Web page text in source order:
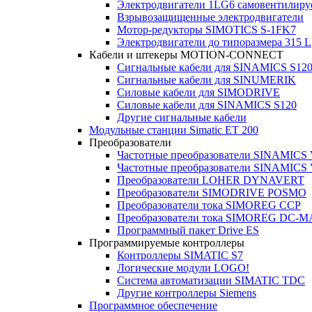
Электродвигатели 1LG6
Взрывозащищенные электродвигатели
Мотор-редукторы SIMOTICS S-1FK7
Электродвигатели до типоразмера 315 L
Кабели и штекеры MOTION-CONNECT
Сигнальные кабели для SINAMICS S120
Сигнальные кабели для SINUMERIK
Силовые кабели для SIMODRIVE
Силовые кабели для SINAMICS S120
Другие сигнальные кабели
Модульные станции Simatic ET 200
Преобразователи
Частотные преобразователи SINAMICS
Частотные преобразователи SINAMICS
Преобразователи LOHER DYNAVERT
Преобразователи SIMODRIVE POSMO
Преобразователи тока SIMOREG CCP
Преобразователи тока SIMOREG DC-
Программный пакет Drive ES
Программируемые контроллеры
Контроллеры SIMATIC S7
Логические модули LOGO!
Система автоматизации SIMATIC TDC
Другие контроллеры Siemens
Программное обеспечение